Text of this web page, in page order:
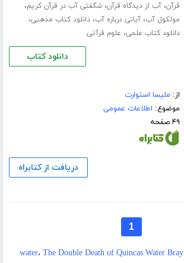
قرآن،آب از دیدگاه قرآن،شگفتی آب در قرآن کریم،
مولکول آب،آیاتی درباره آب،دانلود کتاب مذهبی،
دانلود کتاب علمی، علوم قرآنی
دانلود کتاب
از: ملیسا استوارت
موضوع: اطلاعات عمومی
۴۹ صفحه
دریافت از کتابراه
1
water، The Double Death of Quincas Water Bray